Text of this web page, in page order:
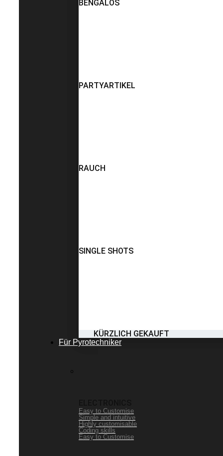
BENGALOS
PARTYARTIKEL
RAUCH
SINGLE SHOTS
KÜRZLICH GEKAUFT
Für Pyrotechniker
Easy to Customise
Simple and intuitive
Highly customisable
Coding skills
Easy to Customise